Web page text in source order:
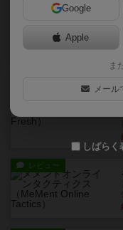
レビュー
Google
Apple
ま
メール
しばら